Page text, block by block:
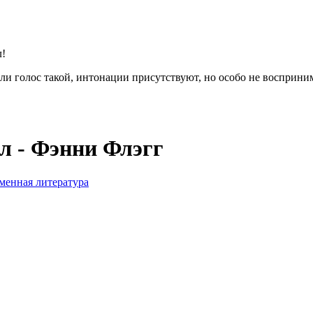
голос такой, интонации присутствуют, но особо не
- Фэнни Флэгг
литература